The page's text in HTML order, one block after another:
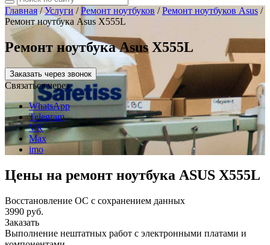
Главная/Услуги /Ремонт ноутбуков /Ремонт ноутбуков Asus /
Ремонт ноутбука Asus X555L
Ремонт ноутбука Asus X555L
Заказать через звонок
Связаться через
WhatsApp
Telegram
VK
Max
imo
Цены на ремонт ноутбука ASUS X555L
Восстановление ОС с сохранением данных
3990 руб.
Заказать
Выполнение нештатных работ с электронными платами и